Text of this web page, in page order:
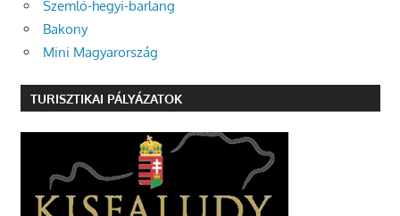
Szemlő-hegyi-barlang
Bakony
Mini Magyarország
TURISZTIKAI PÁLYÁZATOK